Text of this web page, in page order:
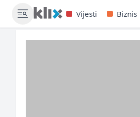
Vijesti Biznis